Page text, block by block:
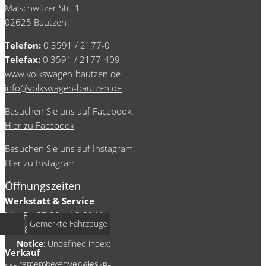
Malschwitzer Str. 1
02625 Bautzen
Telefon: 0 3591 / 2177-0
Telefax: 0 3591 / 2177-409
www.volkswagen-bautzen.de
info@volkswagen-bautzen.de
Besuchen Sie uns auf Facebook.
Hier zu Facebook
Besuchen Sie uns auf Instagram.
Hier zu Instagram
Öffnungszeiten
Werkstatt & Service
Mo.-Fr. 07:00 – 18:00 Uhr
Sa. 08:00 – 13.00 Uhr
Verkauf
Notice: Undefined index:
rememberedVehicles in
Gemerkte Fahrzeuge